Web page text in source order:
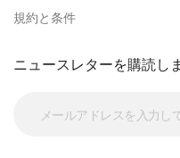
Logan P.
規約と条件
ニュースレターを購読し